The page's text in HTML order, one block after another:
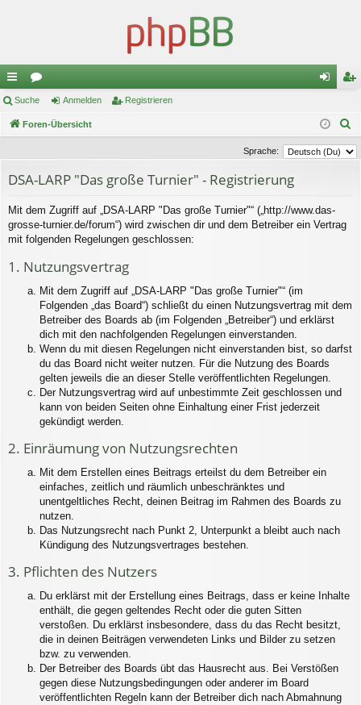
ch
ne
ug
or
en m
el
ist
rie
Suche Anmelden Registrieren
Foren-Übersicht
c
Sprache:
DSA-LARP "Das große Turnier" - Registrierung
Mit dem Zugriff auf „DSA-LARP "Das große Turnier"“ („http://www.das-
grosse-turnier.de/forum“) wird zwischen dir und dem Betreiber ein Vertrag
mit folgenden Regelungen geschlossen:
1. Nutzungsvertrag
Mit dem Zugriff auf „DSA-LARP "Das große Turnier"“ (im
Folgenden „das Board“) schließt du einen Nutzungsvertrag mit dem
Betreiber des Boards ab (im Folgenden „Betreiber“) und erklärst
dich mit den nachfolgenden Regelungen einverstanden.
Wenn du mit diesen Regelungen nicht einverstanden bist, so darfst
du das Board nicht weiter nutzen. Für die Nutzung des Boards
gelten jeweils die an dieser Stelle veröffentlichten Regelungen.
Der Nutzungsvertrag wird auf unbestimmte Zeit geschlossen und
kann von beiden Seiten ohne Einhaltung einer Frist jederzeit
gekündigt werden.
2. Einräumung von Nutzungsrechten
Mit dem Erstellen eines Beitrags erteilst du dem Betreiber ein
einfaches, zeitlich und räumlich unbeschränktes und
unentgeltliches Recht, deinen Beitrag im Rahmen des Boards zu
nutzen.
Das Nutzungsrecht nach Punkt 2, Unterpunkt a bleibt auch nach
Kündigung des Nutzungsvertrages bestehen.
3. Pflichten des Nutzers
Du erklärst mit der Erstellung eines Beitrags, dass er keine Inhalte
enthält, die gegen geltendes Recht oder die guten Sitten
verstoßen. Du erklärst insbesondere, dass du das Recht besitzt,
die in deinen Beiträgen verwendeten Links und Bilder zu setzen
bzw. zu verwenden.
Der Betreiber des Boards übt das Hausrecht aus. Bei Verstößen
gegen diese Nutzungsbedingungen oder anderer im Board
veröffentlichten Regeln kann der Betreiber dich nach Abmahnung